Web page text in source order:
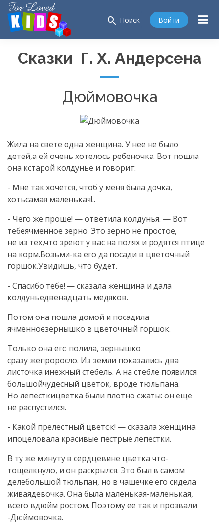
search Поиск Войти
Сказки Г. Х. Андерсена
Дюймовочка
Жила на свете одна женщина. У нее не было
детей,а ей очень хотелось ребеночка. Вот пошла
она кстарой колдунье и говорит:
- Мне так хочется, чтоб у меня была дочка,
хотьсамая маленькая!..
- Чего же проще! — ответила колдунья. — Вот
тебеячменное зерно. Это зерно не простое,
не из тех,что зреют у вас на полях и родятся птице
на корм.Возьми-ка его да посади в цветочный
горшок.Увидишь, что будет.
- Спасибо тебе! — сказала женщина и дала
колдуньедвенадцать медяков.
Потом она пошла домой и посадила
ячменноезернышко в цветочный горшок.
Только она его полила, зернышко
сразу жепроросло. Из земли показались два
листочка инежный стебель. А на стебле появился
большойчудесный цветок, вроде тюльпана.
Но лепесткицветка были плотно сжаты: он еще
не распустился.
- Какой прелестный цветок! — сказала женщина
ипоцеловала красивые пестрые лепестки.
В ту же минуту в сердцевине цветка что-
тощелкнуло, и он раскрылся. Это был в самом
делебольшой тюльпан, но в чашечке его сидела
живаядевочка. Она была маленькая-маленькая,
всего вдюйм ростом. Поэтому ее так и прозвали
-Дюймовочка.